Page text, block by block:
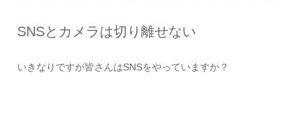
SNSとカメラは切り離せない
いきなりですが皆さんはSNSをやっていますか？